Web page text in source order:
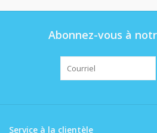
Abonnez-vous à
Service à la clientèle